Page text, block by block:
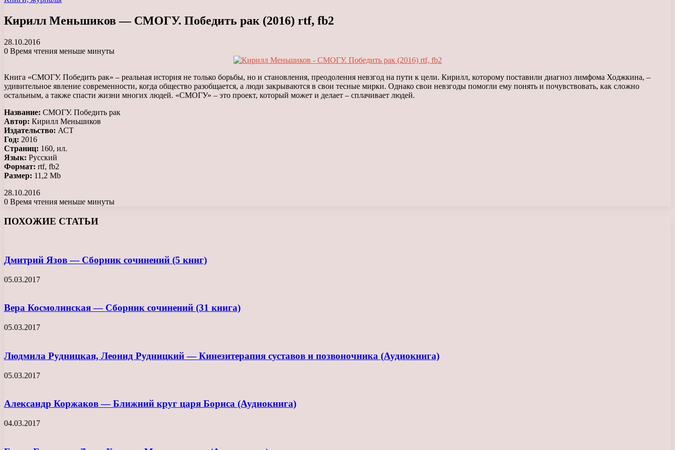
Кирилл Меньшиков — СМОГУ. Победить рак (2016) rtf, fb2
28.10.2016
0 Время чтения меньше минуты
Книга «СМОГУ. Победить рак» – реальная история не только борьбы, но и становления, преодоления невзгод на пути к цели. Кирилл, которому поставили диагноз лимфома Ходжкина, –
удивительное явление современности, когда общество разобщается, а люди закрываются в свои тесные мирки. Однако свои невзгоды помогли ему понять и почувствовать, как сложно
остальным, а также спасти жизни многих людей. «СМОГУ» – это проект, который может и делает – сплачивает людей.
Название: СМОГУ. Победить рак
Автор: Кирилл Меньшиков
Издательство: АСТ
Год: 2016
Страниц: 160, ил.
Язык: Русский
Формат: rtf, fb2
Размер: 11,2 Mb
28.10.2016
0 Время чтения меньше минуты
ПОХОЖИЕ СТАТЬИ
Дмитрий Язов — Сборник сочинений (5 книг)
05.03.2017
Вера Космолинская — Сборник сочинений (31 книга)
05.03.2017
Людмила Рудницкая, Леонид Рудницкий — Кинезитерапия суставов и позвоночника (Аудиокнига)
05.03.2017
Александр Коржаков — Ближний круг царя Бориса (Аудиокнига)
04.03.2017